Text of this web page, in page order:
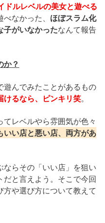
ドルレベルの美女と遊べる
なかった、 ほぼスラム化
子がいなかったなんて報告
か？
んでみたことがあるもの
けるなら、ピンキリ笑。
レベルやら雰囲気が色々
いい店と悪い店、両方があ
らその「いい店」を狙い
と言えよう。そこで今回
や選び方について教えて